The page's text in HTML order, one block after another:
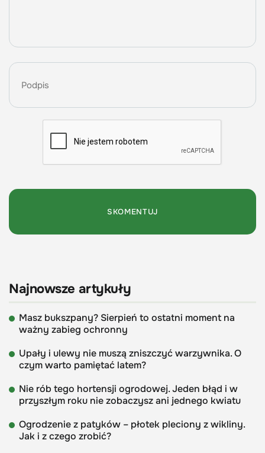
Najnowsze artykuły
Masz bukszpany? Sierpień to ostatni moment na
ważny zabieg ochronny
Upały i ulewy nie muszą zniszczyć warzywnika. O
czym warto pamiętać latem?
Nie rób tego hortensji ogrodowej. Jeden błąd i w
przyszłym roku nie zobaczysz ani jednego kwiatu
Ogrodzenie z patyków – płotek pleciony z wikliny.
Jak i z czego zrobić?